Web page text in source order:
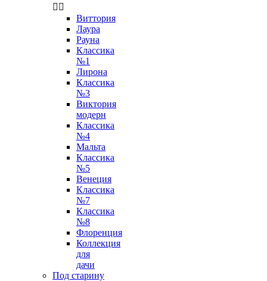
 
Виттория
Лаура
Рауна
Классика
№1
Лирона
Классика
№3
Виктория
модерн
Классика
№4
Мальта
Классика
№5
Венеция
Классика
№7
Классика
№8
Флоренция
Коллекция
для
дачи
Под старину